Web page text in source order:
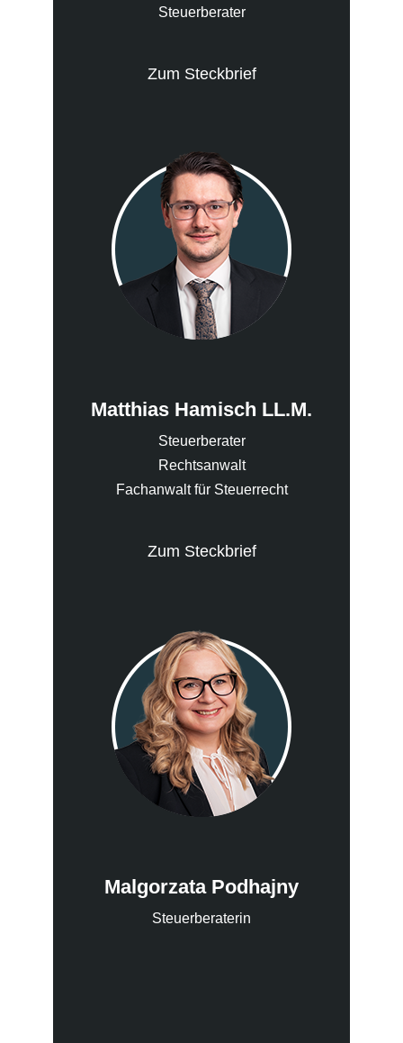
Steuerberater
Zum Steckbrief
Matthias Hamisch LL.M.
Steuerberater
Rechtsanwalt
Fachanwalt für Steuerrecht
Zum Steckbrief
Malgorzata Podhajny
Steuerberaterin